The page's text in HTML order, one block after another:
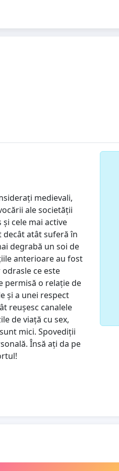
medievali,
ale societății
cele mai active
decât atât suferă în
degrabă un soi de
anterioare au fost
ce este
permisă o relație de
și a unei respect
reușesc canalele
de viață cu sex,
mici. Spovediții
Însă ați da pe